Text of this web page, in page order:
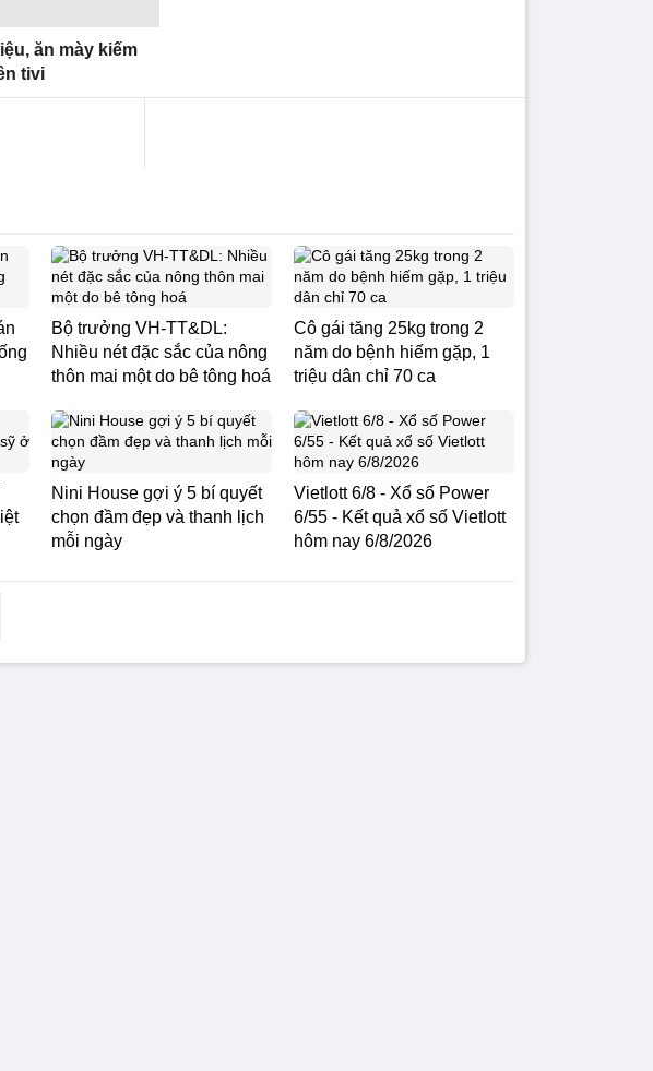
ăn mày kiếm
tivi
Bộ trưởng VH-TT&DL:
Nhiều nét đặc sắc của nông
thôn mai một do bê tông hoá
Cô gái tăng 25kg trong 2
năm do bệnh hiếm gặp, 1
triệu dân chỉ 70 ca
Nini House gợi ý 5 bí quyết
chọn đầm đẹp và thanh lịch
mỗi ngày
Vietlott 6/8 - Xổ số Power
6/55 - Kết quả xổ số Vietlott
hôm nay 6/8/2026